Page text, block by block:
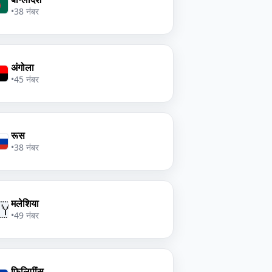
•38 नंबर
अंगोला
•45 नंबर
रूस
•38 नंबर
मलेशिया
•49 नंबर